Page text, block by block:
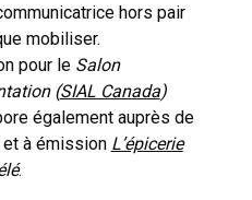
hors pair
mobiliser.
pour le Salon
(SIAL Canada)
également auprès de
à émission L’épicerie
.